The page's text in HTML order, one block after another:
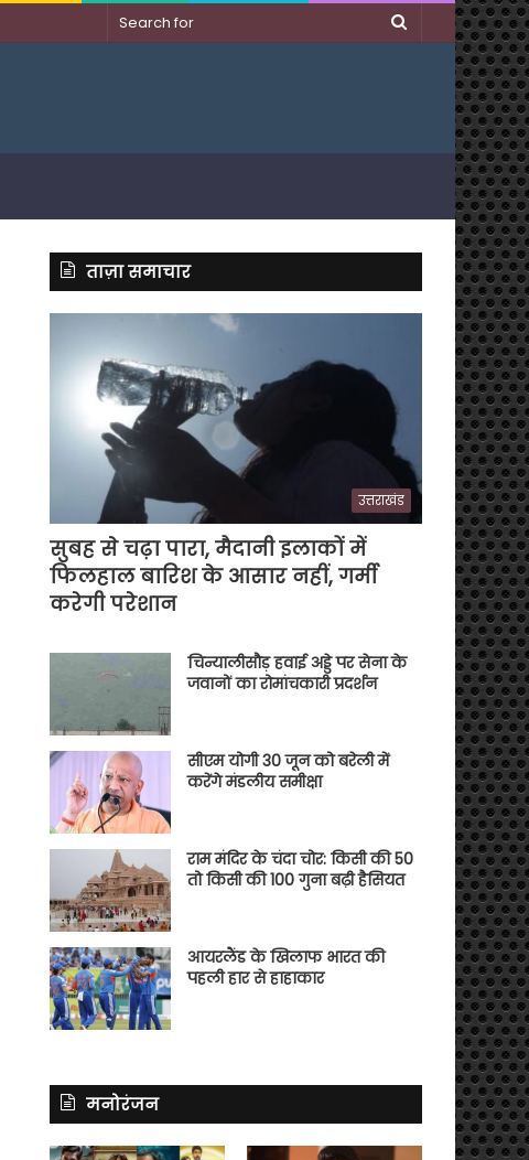
Search
ताज़ा समाचार
उत्तराखंड
सुबह से चढ़ा पारा, मैदानी इलाकों में
फिलहाल बारिश के आसार नहीं, गर्मी
करेगी परेशान
चिन्यालीसौड़ हवाई अड्डे पर सेना के
जवानों का रोमांचकारी प्रदर्शन
सीएम योगी 30 जून को बरेली में
करेंगे मंडलीय समीक्षा
राम मंदिर के चंदा चोर: किसी की 50
तो किसी की 100 गुना बढ़ी हैसियत
आयरलैंड के खिलाफ भारत की
पहली हार से हाहाकार
मनोरंजन